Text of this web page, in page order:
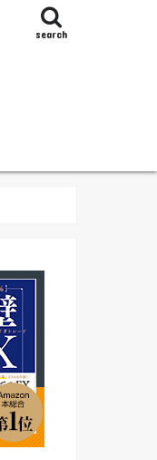
search